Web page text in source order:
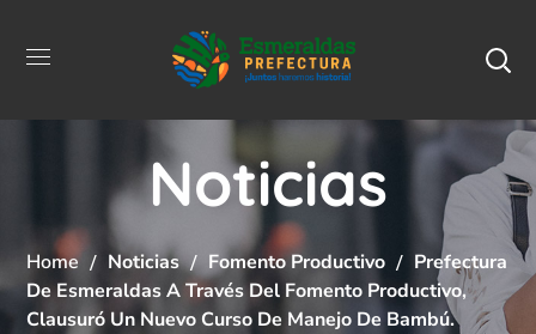
Noticias
Home Noticias Fomento Productivo
Prefectura
De Esmeraldas A Través Del Fomento Productivo,
Clausuró Un Nuevo Curso De Manejo De Bambú.